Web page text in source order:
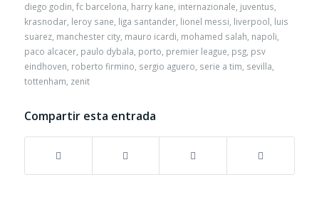
diego godin fc barcelona harry kane internazionale juventus
krasnodar, leroy sane liga santander, lionel messi liverpool luis
suarez, manchester city, mauro icardi mohamed salah napoli
paco alcacer, paulo dybala porto premier league psg, psv
eindhoven roberto firmino sergio aguero serie a tim sevilla
tottenham zenit
Compartir esta entrada